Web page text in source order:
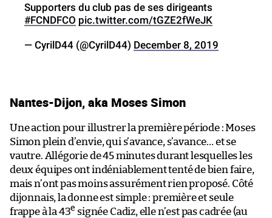
Supporters du club pas de ses dirigeants
#FCNDFCO pic.twitter.com/tGZE2fWeJK
— CyrilD44 (@CyrilD44) December 8, 2019
Nantes-Dijon, aka Moses Simon
Une action pour illustrer la première période : Moses
Simon plein d’envie, qui s’avance, s’avance… et se
vautre. Allégorie de 45 minutes durant lesquelles les
deux équipes ont indéniablement tenté de bien faire,
mais n’ont pas moins assurément rien proposé. Côté
dijonnais, la donne est simple : première et seule
frappe à la 43e signée Cadiz, elle n’est pas cadrée (au